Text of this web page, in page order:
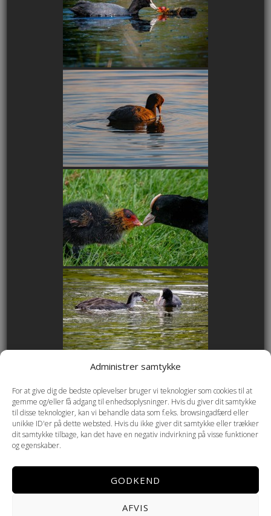
Administrer samtykke
For at give dig de bedste oplevelser bruger vi teknologier som cookies til at
gemme og/eller få adgang til enhedsoplysninger. Hvis du giver dit samtykke
til disse teknologier, kan vi behandle data som f.eks. browsingadfærd eller
unikke ID'er på dette websted. Hvis du ikke giver dit samtykke eller trækker
dit samtykke tilbage, kan det have en negativ indvirkning på visse funktioner
og egenskaber.
GODKEND
AFVIS